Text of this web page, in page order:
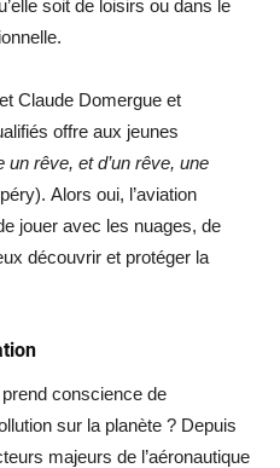
soit de loisirs ou dans le
Claude Domergue et
offre aux jeunes
un rêve, et d’un rêve, une
Alors oui, l’aviation
jouer avec les nuages, de
découvrir et protéger la
prend conscience de
sur la planète ? Depuis
majeurs de l’aéronautique